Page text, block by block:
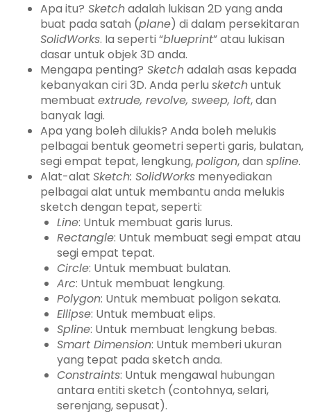
Apa itu? Sketchadalah lukisan 2D yang anda
buat pada satah (plane) di dalam persekitaran
SolidWorks. Ia seperti “blueprint” atau lukisan
dasar untuk objek 3D anda.
Mengapa penting? Sketchadalah asas kepada
kebanyakan ciri 3D. Anda perlu sketchuntuk
membuat extrude, revolve, sweep, loft, dan
banyak lagi.
Apa yang boleh dilukis? Anda boleh melukis
pelbagai bentuk geometri seperti garis, bulatan,
segi empat tepat, lengkung,poligon, dan spline.
Alat-alat Sketch: SolidWorks menyediakan
pelbagai alat untuk membantu anda melukis
sketch dengan tepat, seperti:
Line: Untuk membuat garis lurus.
Rectangle: Untuk membuat segi empat atau
segi empat tepat.
Circle: Untuk membuat bulatan.
Arc: Untuk membuat lengkung.
Polygon: Untuk membuat poligon sekata.
Ellipse: Untuk membuat elips.
Spline: Untuk membuat lengkung bebas.
Smart Dimension: Untuk memberi ukuran
yang tepat pada sketch anda.
Constraints: Untuk mengawal hubungan
antara entiti sketch (contohnya, selari,
serenjang, sepusat).